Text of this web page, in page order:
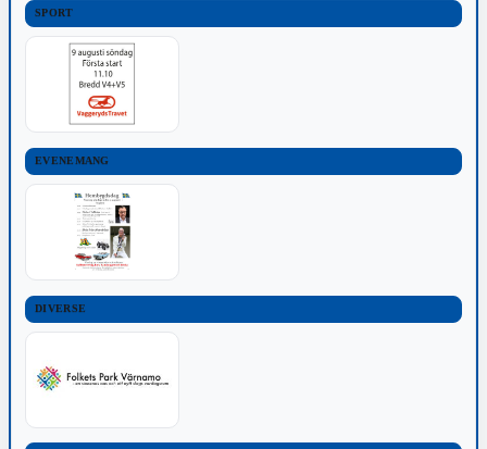
SPORT
EVENEMANG
DIVERSE